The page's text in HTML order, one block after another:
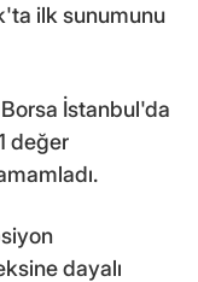
ilk sunumunu
Borsa İstanbul'da
değer
dayalı